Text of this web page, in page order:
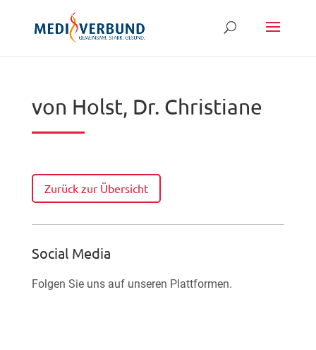
von Holst, Dr. Christiane
Zurück zur Übersicht
Social Media
Folgen Sie uns auf unseren Plattformen.